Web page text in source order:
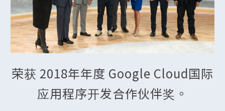
荣获 2018年年度 Google Cloud国际
应用程序开发合作伙伴奖。